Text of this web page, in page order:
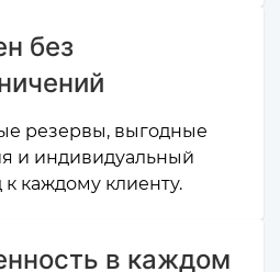
без
резервы, выгодные
и индивидуальный
к каждому клиенту.
в каждом